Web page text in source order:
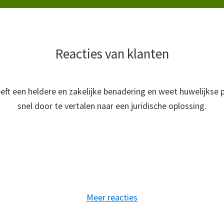
Reacties van klanten
een heldere en zakelijke benadering en weet huwelijkse
snel door te vertalen naar een juridische oplossing.
Meer reacties